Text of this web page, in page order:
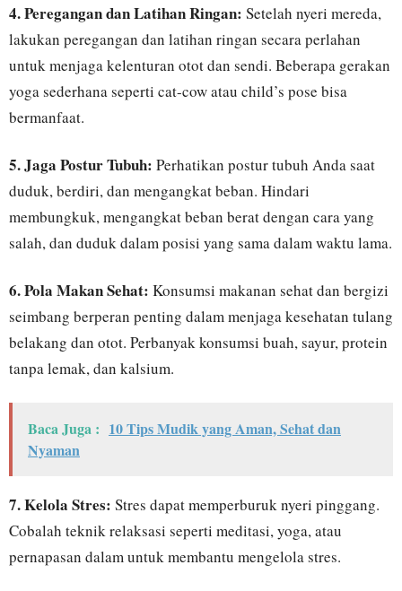
4. Peregangan dan Latihan Ringan: Setelah nyeri mereda,
lakukan peregangan dan latihan ringan secara perlahan
untuk menjaga kelenturan otot dan sendi. Beberapa gerakan
yoga sederhana seperti cat-cow atau child’s pose bisa
bermanfaat.
5. Jaga Postur Tubuh: Perhatikan postur tubuh Anda saat
duduk, berdiri, dan mengangkat beban. Hindari
membungkuk, mengangkat beban berat dengan cara yang
salah, dan duduk dalam posisi yang sama dalam waktu lama.
6. Pola Makan Sehat: Konsumsi makanan sehat dan bergizi
seimbang berperan penting dalam menjaga kesehatan tulang
belakang dan otot. Perbanyak konsumsi buah, sayur, protein
tanpa lemak, dan kalsium.
Baca Juga : 10 Tips Mudik yang Aman, Sehat dan
Nyaman
7. Kelola Stres: Stres dapat memperburuk nyeri pinggang.
Cobalah teknik relaksasi seperti meditasi, yoga, atau
pernapasan dalam untuk membantu mengelola stres.